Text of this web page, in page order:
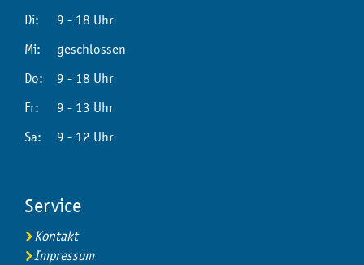
Di:
9 - 18 Uhr
Mi:
geschlossen
Do:
9 - 18 Uhr
Fr:
9 - 13 Uhr
Sa:
9 - 12 Uhr
Service
Kontakt
Impressum